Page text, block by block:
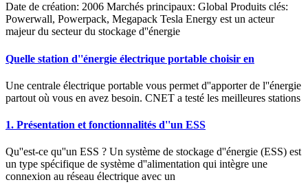
Date de création: 2006 Marchés principaux: Global Produits clés:
Powerwall, Powerpack, Megapack Tesla Energy est un acteur
majeur du secteur du stockage d''énergie
Quelle station d''énergie électrique portable choisir en
Une centrale électrique portable vous permet d''apporter de l''énergie
partout où vous en avez besoin. CNET a testé les meilleures stations
1. Présentation et fonctionnalités d''un ESS
Qu''est-ce qu''un ESS ? Un système de stockage d''énergie (ESS) est
un type spécifique de système d''alimentation qui intègre une
connexion au réseau électrique avec un